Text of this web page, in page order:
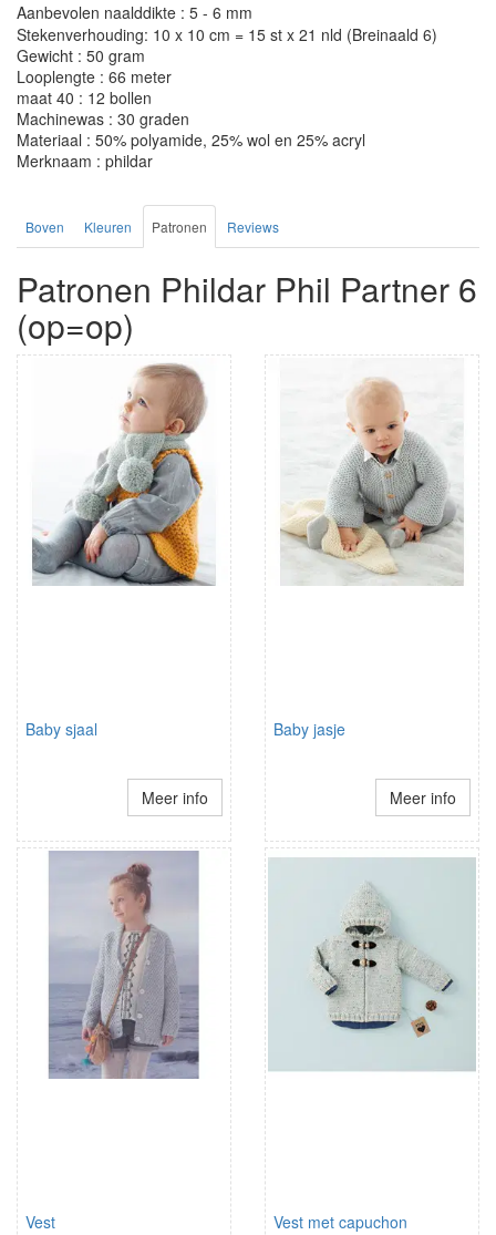
Aanbevolen naalddikte : 5 - 6 mm
Stekenverhouding: 10 x 10 cm = 15 st x 21 nld (Breinaald 6)
Gewicht : 50 gram
Looplengte : 66 meter
maat 40 : 12 bollen
Machinewas : 30 graden
Materiaal : 50% polyamide, 25% wol en 25% acryl
Merknaam : phildar
Boven Kleuren Patronen Reviews
Patronen Phildar Phil Partner 6
(op=op)
Baby sjaal
Meer info
Baby jasje
Meer info
Vest Vest met capuchon